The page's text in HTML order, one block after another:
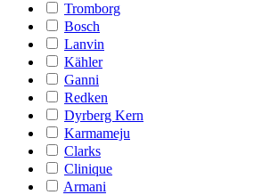
Tromborg
Bosch
Lanvin
Kähler
Ganni
Redken
Dyrberg Kern
Karmameju
Clarks
Clinique
Armani